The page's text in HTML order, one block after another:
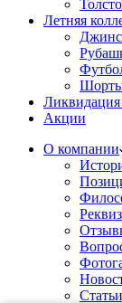
Летняя
Ликвидация
Акции
О компании
Статьи